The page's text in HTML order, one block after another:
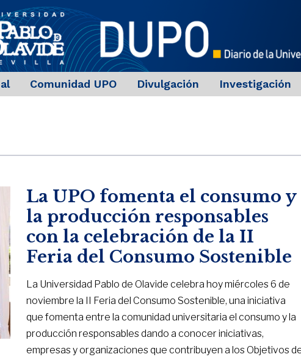
Comunidad UPO Divulgación Investigación
La UPO fomenta el consumo y
la producción responsables
con la celebración de la II
Feria del Consumo Sostenible
La Universidad Pablo de Olavide celebra hoy miércoles 6 de
noviembre la II Feria del Consumo Sostenible, una iniciativa
que fomenta entre la comunidad universitaria el consumo y la
producción responsables dando a conocer iniciativas,
empresas y organizaciones que contribuyen a los Objetivos